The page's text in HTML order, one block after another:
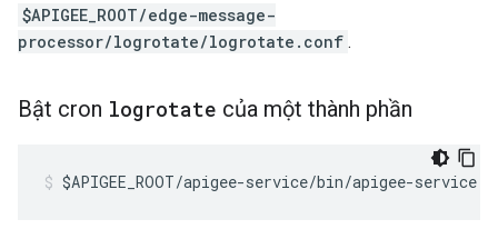
$APIGEE_ROOT/edge-message-
processor/logrotate/logrotate.conf .
Bật cron logrotate của một thành phần
$APIGEE_ROOT/apigee-service/bin/apigee-service